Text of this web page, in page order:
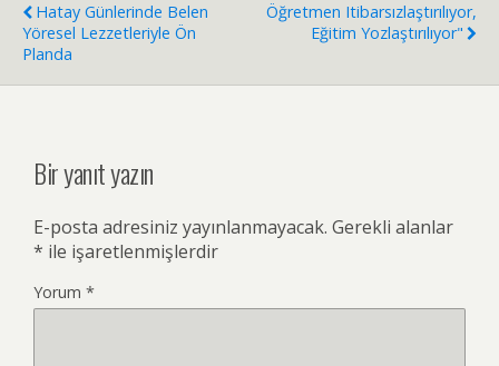
Hatay Günlerinde Belen
Yöresel Lezzetleriyle Ön
Planda
Öğretmen Itibarsızlaştırılıyor,
Eğitim Yozlaştırılıyor"
Bir yanıt yazın
E-posta adresiniz yayınlanmayacak. Gerekli alanlar
* ile işaretlenmişlerdir
Yorum *